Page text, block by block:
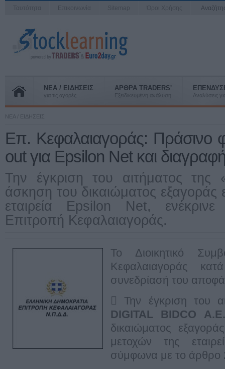
ΝΕΑ / ΕΙΔΗΣΕΙΣ
για τις αγορές
ΑΡΘΡΑ TRADERS'
Εξειδικευμένη ανάλυση Αναλύσεις
ΝΕΑ / ΕΙΔΗΣΕΙΣ
Επ. Κεφαλαιαγοράς: Πράσινο
out για Epsilon Net και
Την έγκριση του αιτήματος της
άσκηση του δικαιώματος εξαγοράς
εταιρεία Epsilon Net,
Επιτροπή Κεφαλαιαγοράς.
Το Διοικητικό
Κεφαλαιαγοράς
συνεδρίασή του
 Την έγκριση του
DIGITAL BIDCO
δικαιώματος
μετοχών της
σύμφωνα με το άρθρο